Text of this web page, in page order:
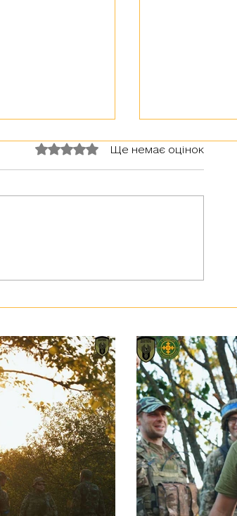
Оцінка: 0 з 5 зірок.Ще немає оцінок